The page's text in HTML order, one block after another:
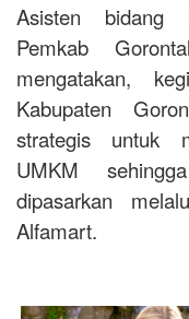
Asisten bidang
Pemkab
mengatakan,
Kabupaten
strategis untuk
UMKM
dipasarkan
Alfamart.